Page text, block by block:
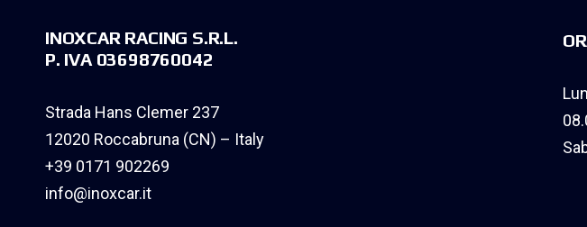
INOXCAR RACING S.R.L.
P. IVA 03698760042
Strada Hans Clemer 237
12020 Roccabruna (CN) – Italy
+39 0171 902269
info@inoxcar.it